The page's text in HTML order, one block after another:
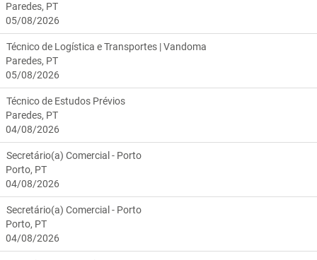
Paredes, PT
05/08/2026
Técnico de Logística e Transportes | Vandoma
Paredes, PT
05/08/2026
Técnico de Estudos Prévios
Paredes, PT
04/08/2026
Secretário(a) Comercial - Porto
Porto, PT
04/08/2026
Secretário(a) Comercial - Porto
Porto, PT
04/08/2026